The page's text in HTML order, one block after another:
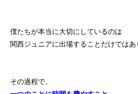
僕たちが本当に大切にしているのは
関西ジュニアに出場することだけではあ
その過程で、